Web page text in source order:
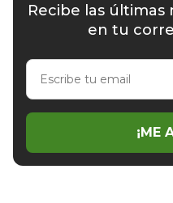
Recibe las
en tu
Escribe
email
¡ME